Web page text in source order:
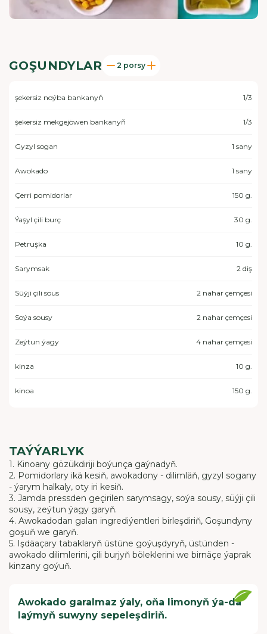
GOŞUNDYLAR 2 porsy
şekersiz noýba bankanyň 1/3
şekersiz mekgejöwen bankanyň 1/3
Gyzyl sogan 1 sany
Awokado 1 sany
Çerri pomidorlar 150 g.
Ýaşyl çili burç 30 g.
Petruşka 10 g.
Sarymsak 2 diş
Süýji çili sous 2 nahar çemçesi
Soýa sousy 2 nahar çemçesi
Zeýtun ýagy 4 nahar çemçesi
kinza 10 g.
kinoa 150 g.
TAÝÝARLYK
1. Kinoany gözükdiriji boýunça gaýnadyň.
2. Pomidorlary ikä kesiň, awokadony - dilimläň, gyzyl sogany
- ýarym halkaly, oty iri kesiň.
3. Jamda pressden geçirilen sarymsagy, soýa sousy, süýji çili
sousy, zeýtun ýagy garyň.
4. Awokadodan galan ingrediýentleri birleşdiriň, Goşundyny
goşuň we garyň.
5. Işdäaçary tabaklaryň üstüne goýuşdyryň, üstünden -
awokado dilimlerini, çili burjyň böleklerini we birnäçe ýaprak
kinzany goýuň.
Awokado garalmaz ýaly, oňa limonyň ýa-da
laýmyň suwyny sepeleşdiriň.